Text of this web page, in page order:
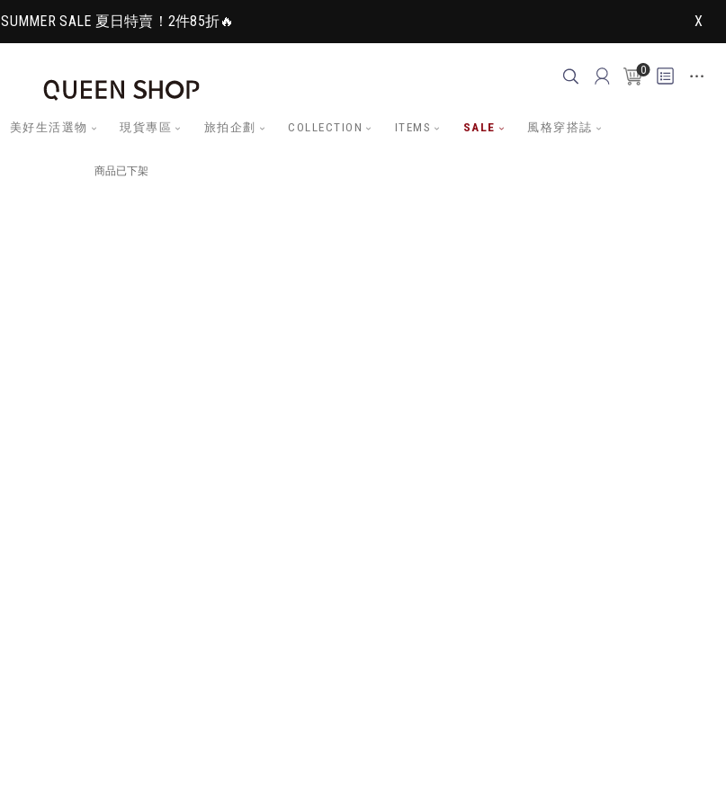
SUMMER SALE 夏日特賣！2件85折🔥 X
0
美好生活選物 現貨專區 旅拍企劃 COLLECTION ITEMS SALE 風格穿搭誌
商品已下架